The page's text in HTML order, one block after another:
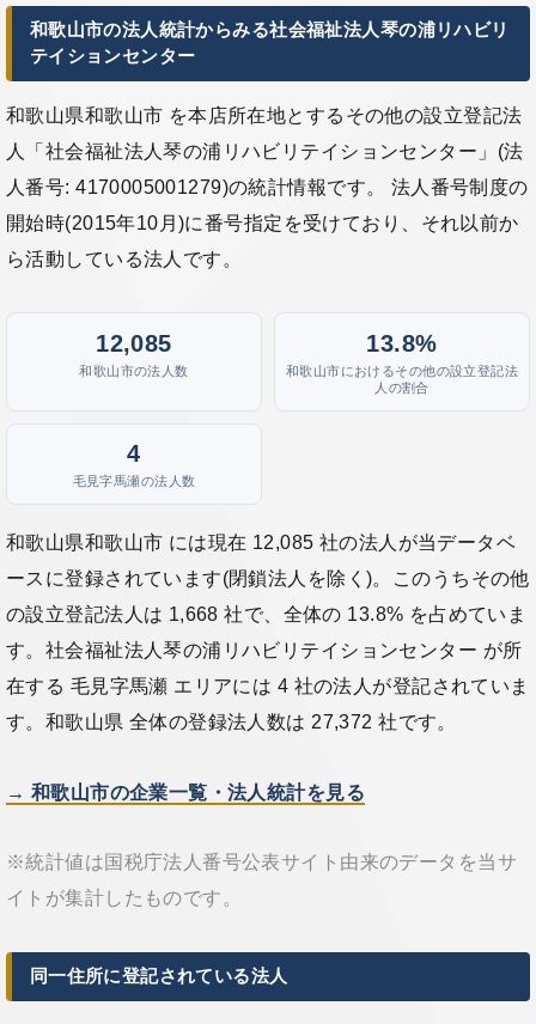
和歌山市の法人統計からみる社会福祉法人琴の浦リハビリ
テイションセンター
和歌山県和歌山市 を本店所在地とするその他の設立登記法
人「社会福祉法人琴の浦リハビリテイションセンター」(法
人番号: 4170005001279)の統計情報です。 法人番号制度の
開始時(2015年10月)に番号指定を受けており、それ以前か
ら活動している法人です。
12,085
和歌山市の法人数
13.8%
和歌山市におけるその他の設立登記法
人の割合
4
毛見字馬瀬の法人数
和歌山県和歌山市 には現在 12,085 社の法人が当データベ
ースに登録されています(閉鎖法人を除く)。このうちその他
の設立登記法人は 1,668 社で、全体の 13.8% を占めていま
す。社会福祉法人琴の浦リハビリテイションセンター が所
在する 毛見字馬瀬 エリアには 4 社の法人が登記されていま
す。和歌山県 全体の登録法人数は 27,372 社です。
→ 和歌山市の企業一覧・法人統計を見る
※統計値は国税庁法人番号公表サイト由来のデータを当サ
イトが集計したものです。
同一住所に登記されている法人